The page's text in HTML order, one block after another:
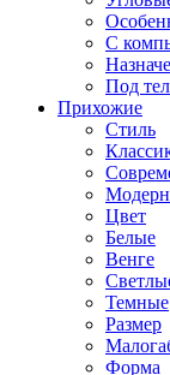
С
Под
Прихожие
Стиль
Модерн
Цвет
Белые
Венге
Темные
Размер
Форма